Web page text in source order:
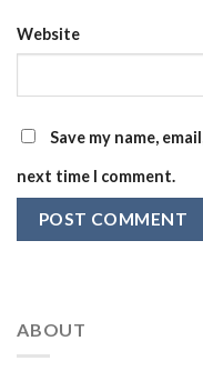
Website
Save my name,
next time I comment.
ABOUT